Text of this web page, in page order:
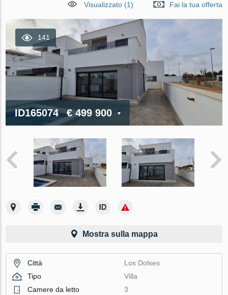
Visualizzato (1)
Fai la tua offerta
141
ID165074 € 499 900
Mostra sulla mappa
Città
Los Dolses
Tipo
Villa
Camere da letto
3